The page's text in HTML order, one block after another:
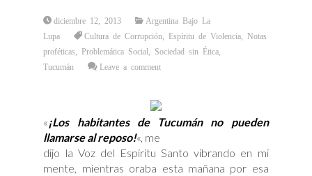
diciembre 12, 2013
Argentina Bajo La
Lupa
Cultura de Corrupción Espíritu de Violencia
Notas
proféticas
Problemática Social Sociedad sin Ética
Tucumán
Leave a comment
«¡Los habitantes de Tucumán no pueden
llamarse al reposo!«, me
dijo la Voz del Espíritu Santo vibrando en mi
mente, mientras oraba esta mañana por esa